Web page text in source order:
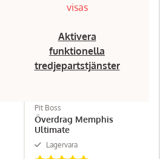
visas
Aktivera
funktionella
tredjepartstjänster
Pit Boss
Överdrag Memphis
Ultimate
Lagervara